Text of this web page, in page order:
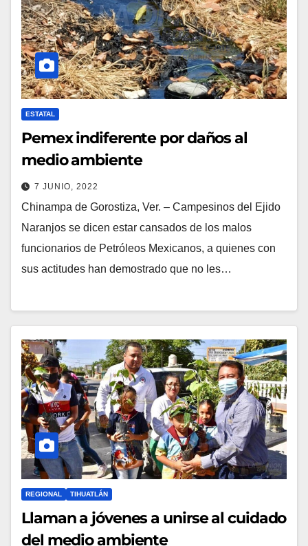
ESTATAL
Pemex indiferente por daños al
medio ambiente
7 JUNIO, 2022
Chinampa de Gorostiza, Ver. – Campesinos del Ejido
Naranjos se dicen estar cansados de los malos
funcionarios de Petróleos Mexicanos, a quienes con
sus actitudes han demostrado que no les…
REGIONAL TIHUATLÁN
Llaman a jóvenes a unirse al cuidado
del medio ambiente